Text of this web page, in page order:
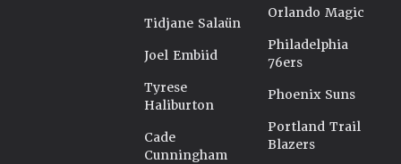
Tidjane Salaün
Joel Embiid
Tyrese
Haliburton
Cade
Cunningham
Orlando Magic
Philadelphia
76ers
Phoenix Suns
Portland Trail
Blazers